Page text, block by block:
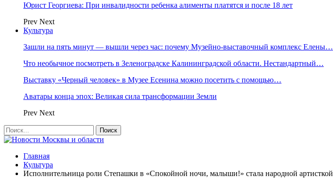
Юрист Георгиева: При инвалидности ребенка алименты платятся и после 18 лет
Prev Next
Культура
Зашли на пять минут — вышли через час: почему Музейно-выставочный комплекс Елены…
Что необычное посмотреть в Зеленоградске Калининградской области. Нестандартный…
Выставку «Черный человек» в Музее Есенина можно посетить с помощью…
Аватары конца эпох: Великая сила трансформации Земли
Prev Next
Главная
Культура
Исполнительница роли Степашки в «Спокойной ночи, малыши!» стала народной артисткой